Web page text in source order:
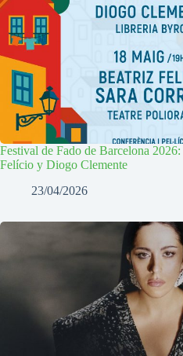
Festival de Fado de Barcelona
Felício y Diogo Clemente
23/04/2026